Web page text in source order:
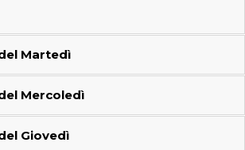
Martedì
Mercoledì
Giovedì